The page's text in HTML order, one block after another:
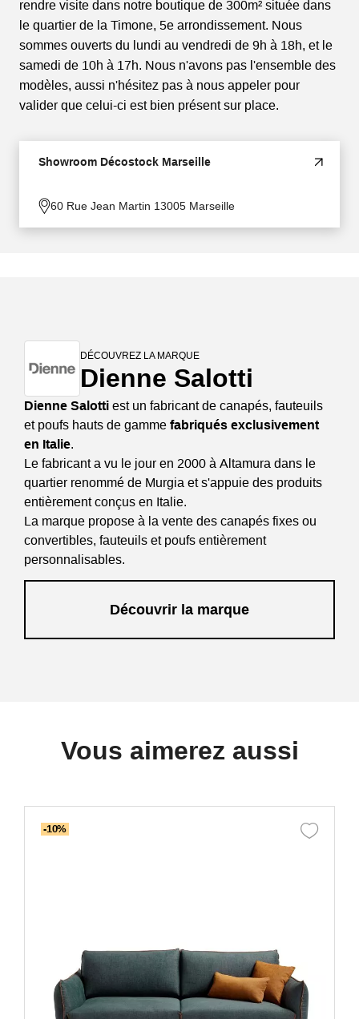
rendre visite dans notre boutique de 300m² située dans
le quartier de la Timone, 5e arrondissement. Nous
sommes ouverts du lundi au vendredi de 9h à 18h, et le
samedi de 10h à 17h. Nous n'avons pas l'ensemble des
modèles, aussi n'hésitez pas à nous appeler pour
valider que celui-ci est bien présent sur place.
Showroom Décostock Marseille
60 Rue Jean Martin 13005 Marseille
DÉCOUVREZ LA MARQUE
Dienne Salotti
Dienne Salotti est un fabricant de canapés, fauteuils
et poufs hauts de gamme fabriqués exclusivement
en Italie.
Le fabricant a vu le jour en 2000 à Altamura dans le
quartier renommé de Murgia et s'appuie des produits
entièrement conçus en Italie.
La marque propose à la vente des canapés fixes ou
convertibles, fauteuils et poufs entièrement
personnalisables.
Découvrir la marque
Vous aimerez aussi
-10%